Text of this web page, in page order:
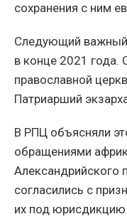
сохранения с ним
Следующий важный
в конце 2021 года.
православной
Патриарший
В РПЦ объясняли
обращениями
Александрийского
согласились с
их под юрисдикцию